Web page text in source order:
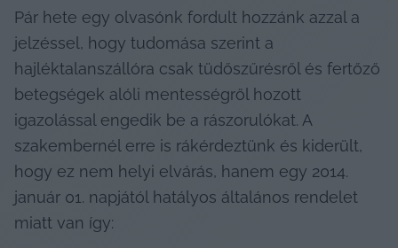
Pár hete egy olvasónk fordult hozzánk azzal a
jelzéssel, hogy tudomása szerint a
hajléktalanszállóra csak tüdőszűrésről és fertőző
betegségek alóli mentességről hozott
igazolással engedik be a rászorulókat. A
szakembernél erre is rákérdeztünk és kiderült,
hogy ez nem helyi elvárás, hanem egy 2014.
január 01. napjától hatályos általános rendelet
miatt van így: